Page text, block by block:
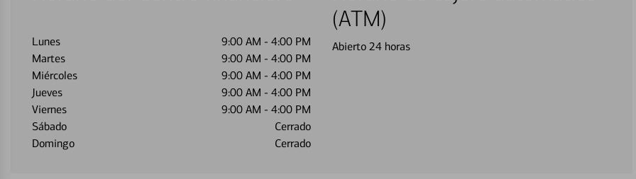
Lunes 9:00 AM - 4:00 PM
Martes
9:00 AM - 4:00 PM
Miércoles
9:00 AM - 4:00 PM
Jueves
9:00 AM - 4:00 PM
Viernes
9:00 AM - 4:00 PM
Sábado
Cerrado
Domingo
Cerrado
(ATM)
Abierto 24 horas